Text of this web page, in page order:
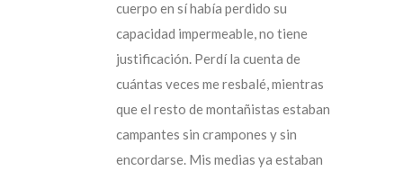
cuerpo en sí había perdido su
capacidad impermeable, no tiene
justificación. Perdí la cuenta de
cuántas veces me resbalé, mientras
que el resto de montañistas estaban
campantes sin crampones y sin
encordarse. Mis medias ya estaban